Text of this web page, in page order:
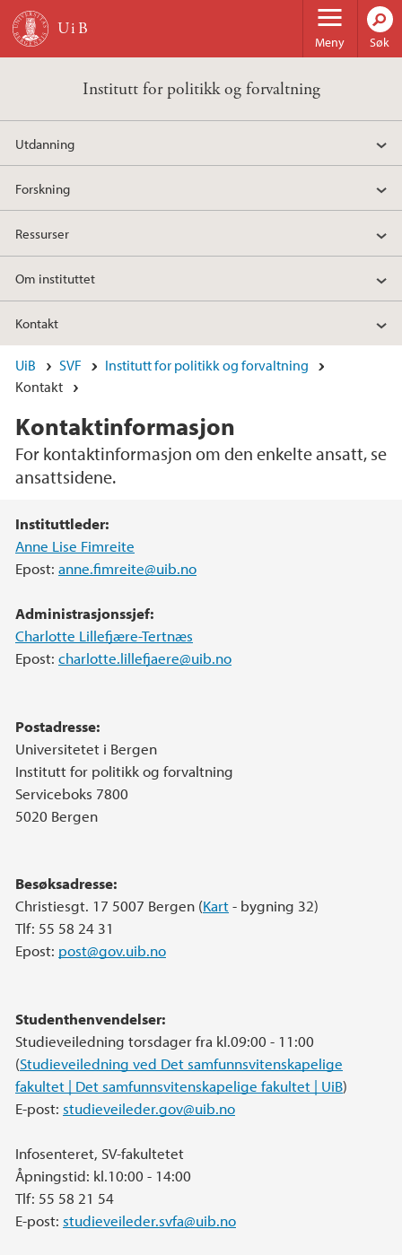
Hopp til hovedinnhold
Meny Søk
Institutt for politikk og forvaltning
Utdanning
Forskning
Ressurser
Om instituttet
Kontakt
UiB SVF
Institutt for politikk og forvaltning
Kontakt
Kontaktinformasjon
For kontaktinformasjon om den enkelte ansatt, se
ansattsidene.
Hovedinnhold
Instituttleder:
Anne Lise Fimreite
Epost: anne.fimreite@uib.no
Administrasjonssjef:
Charlotte Lillefjære-Tertnæs
Epost: charlotte.lillefjaere@uib.no
Postadresse:
Universitetet i Bergen
Institutt for politikk og forvaltning
Serviceboks 7800
5020 Bergen
Besøksadresse:
Christiesgt. 17 5007 Bergen (Kart- bygning 32)
Tlf: 55 58 24 31
Epost: post@gov.uib.no
Studenthenvendelser:
Studieveiledning torsdager fra kl.09:00 - 11:00
(Studieveiledning ved Det samfunnsvitenskapelige
fakultet | Det samfunnsvitenskapelige fakultet | UiB)
E-post: studieveileder.gov@uib.no
Infosenteret, SV-fakultetet
Åpningstid: kl.10:00 - 14:00
Tlf: 55 58 21 54
E-post: studieveileder.svfa@uib.no